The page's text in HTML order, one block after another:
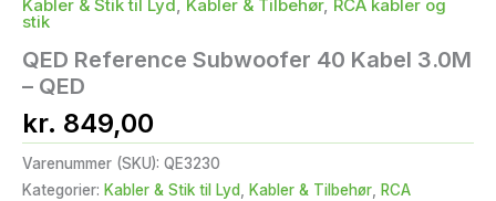
Kabler & Stik til Lyd Kabler & Tilbehør, RCA kabler og
stik
QED Reference Subwoofer 40 Kabel 3.0M
– QED
kr. 849,00
Varenummer (SKU): QE3230
Kategorier: Kabler & Stik til Lyd, Kabler & Tilbehør, RCA